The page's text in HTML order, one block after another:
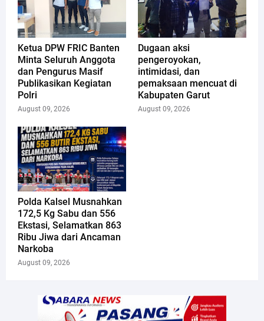
Ketua DPW FRIC Banten
Minta Seluruh Anggota
dan Pengurus Masif
Publikasikan Kegiatan
Polri
August 09, 2026
Dugaan aksi
pengeroyokan,
intimidasi, dan
pemaksaan mencuat di
Kabupaten Garut
August 09, 2026
Polda Kalsel Musnahkan
172,5 Kg Sabu dan 556
Ekstasi, Selamatkan 863
Ribu Jiwa dari Ancaman
Narkoba
August 09, 2026